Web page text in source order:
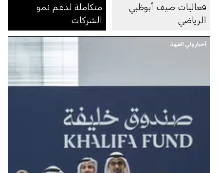
فعاليات صيف أبوظبي
الرياضي
متكاملة لدعم نمو
الشركات
أخبار ولي العهد